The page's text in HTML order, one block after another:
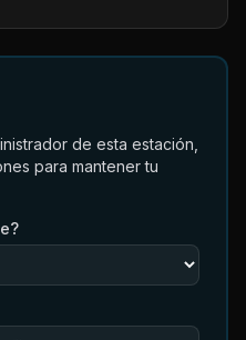
de esta estación,
para mantener tu